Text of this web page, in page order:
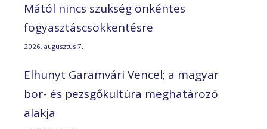
Mától nincs szükség önkéntes
fogyasztáscsökkentésre
2026. augusztus 7.
Elhunyt Garamvári Vencel; a magyar
bor- és pezsgőkultúra meghatározó
alakja